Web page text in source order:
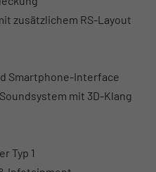
zusätzlichem RS-Layout
Smartphone-Interface
mit 3D-Klang
Typ 1